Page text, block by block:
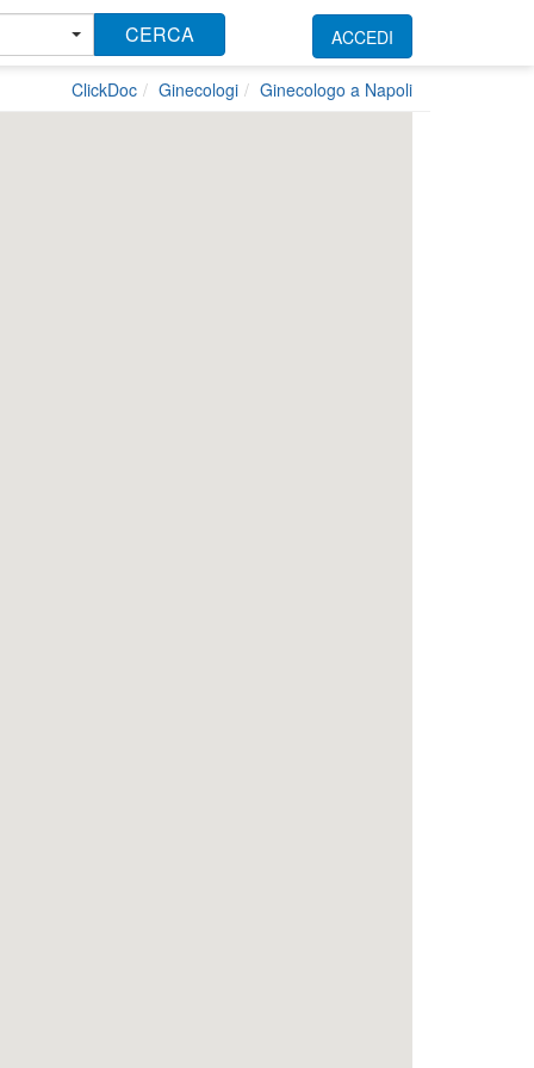
CERCA ACCEDI
ClickDoc Ginecologi Ginecologo a Napoli